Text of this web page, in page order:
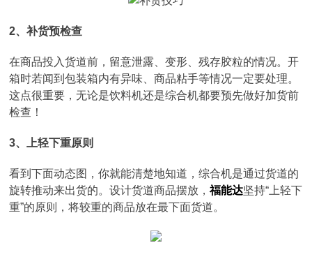
2、补货预检查
在商品投入货道前，留意泄露、变形、残存胶粒的情况。开
箱时若闻到包装箱内有异味、商品粘手等情况一定要处理。
这点很重要，无论是饮料机还是综合机都要预先做好加货前
检查！
3、上轻下重原则
看到下面动态图，你就能清楚地知道，综合机是通过货道的
旋转推动来出货的。设计货道商品摆放，福能达坚持“上轻下
重”的原则，将较重的商品放在最下面货道。